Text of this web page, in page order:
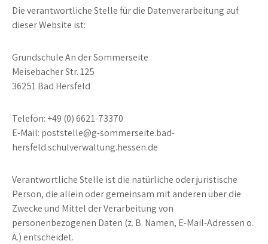
Die verantwortliche Stelle für die Datenverarbeitung auf
dieser Website ist:
Grundschule An der Sommerseite
Meisebacher Str. 125
36251 Bad Hersfeld
Telefon: +49 (0) 6621-73370
E-Mail: poststelle@g-sommerseite.bad-
hersfeld.schulverwaltung.hessen.de
Verantwortliche Stelle ist die natürliche oder juristische
Person, die allein oder gemeinsam mit anderen über die
Zwecke und Mittel der Verarbeitung von
personenbezogenen Daten (z. B. Namen, E-Mail-Adressen o.
Ä.) entscheidet.